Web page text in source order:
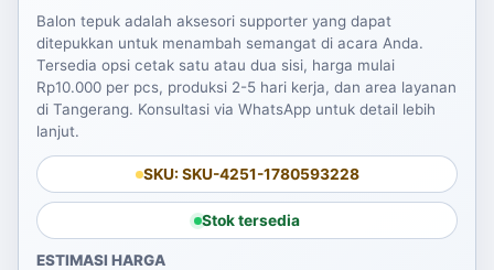
Balon tepuk adalah aksesori supporter yang dapat
ditepukkan untuk menambah semangat di acara Anda.
Tersedia opsi cetak satu atau dua sisi, harga mulai
Rp10.000 per pcs, produksi 2-5 hari kerja, dan area layanan
di Tangerang. Konsultasi via WhatsApp untuk detail lebih
lanjut.
SKU: SKU-4251-1780593228
Stok tersedia
ESTIMASI HARGA